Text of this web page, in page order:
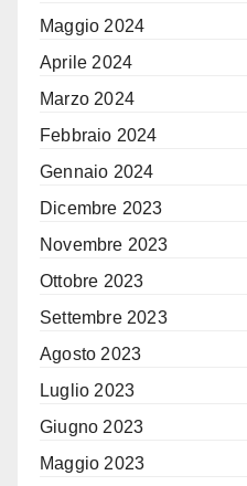
Maggio 2024
Aprile 2024
Marzo 2024
Febbraio 2024
Gennaio 2024
Dicembre 2023
Novembre 2023
Ottobre 2023
Settembre 2023
Agosto 2023
Luglio 2023
Giugno 2023
Maggio 2023